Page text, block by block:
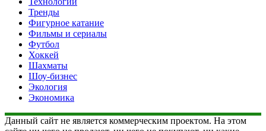
Тренды
Фигурное катание
Фильмы и сериалы
Футбол
Хоккей
Шахматы
Шоу-бизнес
Экология
Экономика
Данный сайт не является коммерческим проектом. На этом